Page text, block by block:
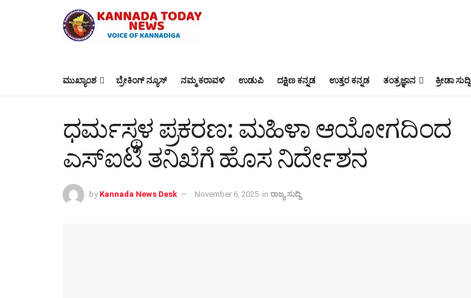
ಮುಖ್ಯಾಂಶ ಬ್ರೇಕಿಂಗ್ ನ್ಯೂಸ್ ನಮ್ಮ ಕರಾವಳಿ ಉಡುಪಿ ದಕ್ಷಿಣ ಕನ್ನಡ ಉತ್ತರ ಕನ್ನಡ ತಂತ್ರಜ್ಞಾನ ಕ್ರೀಡಾ ಸುದ್ದಿ
ಧರ್ಮಸ್ಥಳ ಪ್ರಕರಣ: ಮಹಿಳಾ ಆಯೋಗದಿಂದ
ಎಸ್‌ಐಟಿ ತನಿಖೆಗೆ ಹೊಸ ನಿರ್ದೇಶನ
by Kannada News Desk November 6, 2025 in ರಾಜ್ಯ ಸುದ್ದಿ